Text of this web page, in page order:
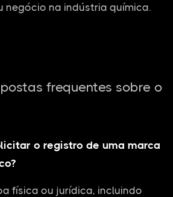
negócio na indústria química.
frequentes sobre o
o registro de uma marca
física ou jurídica, incluindo